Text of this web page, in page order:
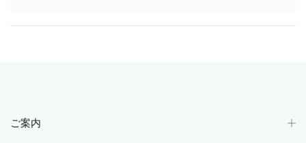
ご案内